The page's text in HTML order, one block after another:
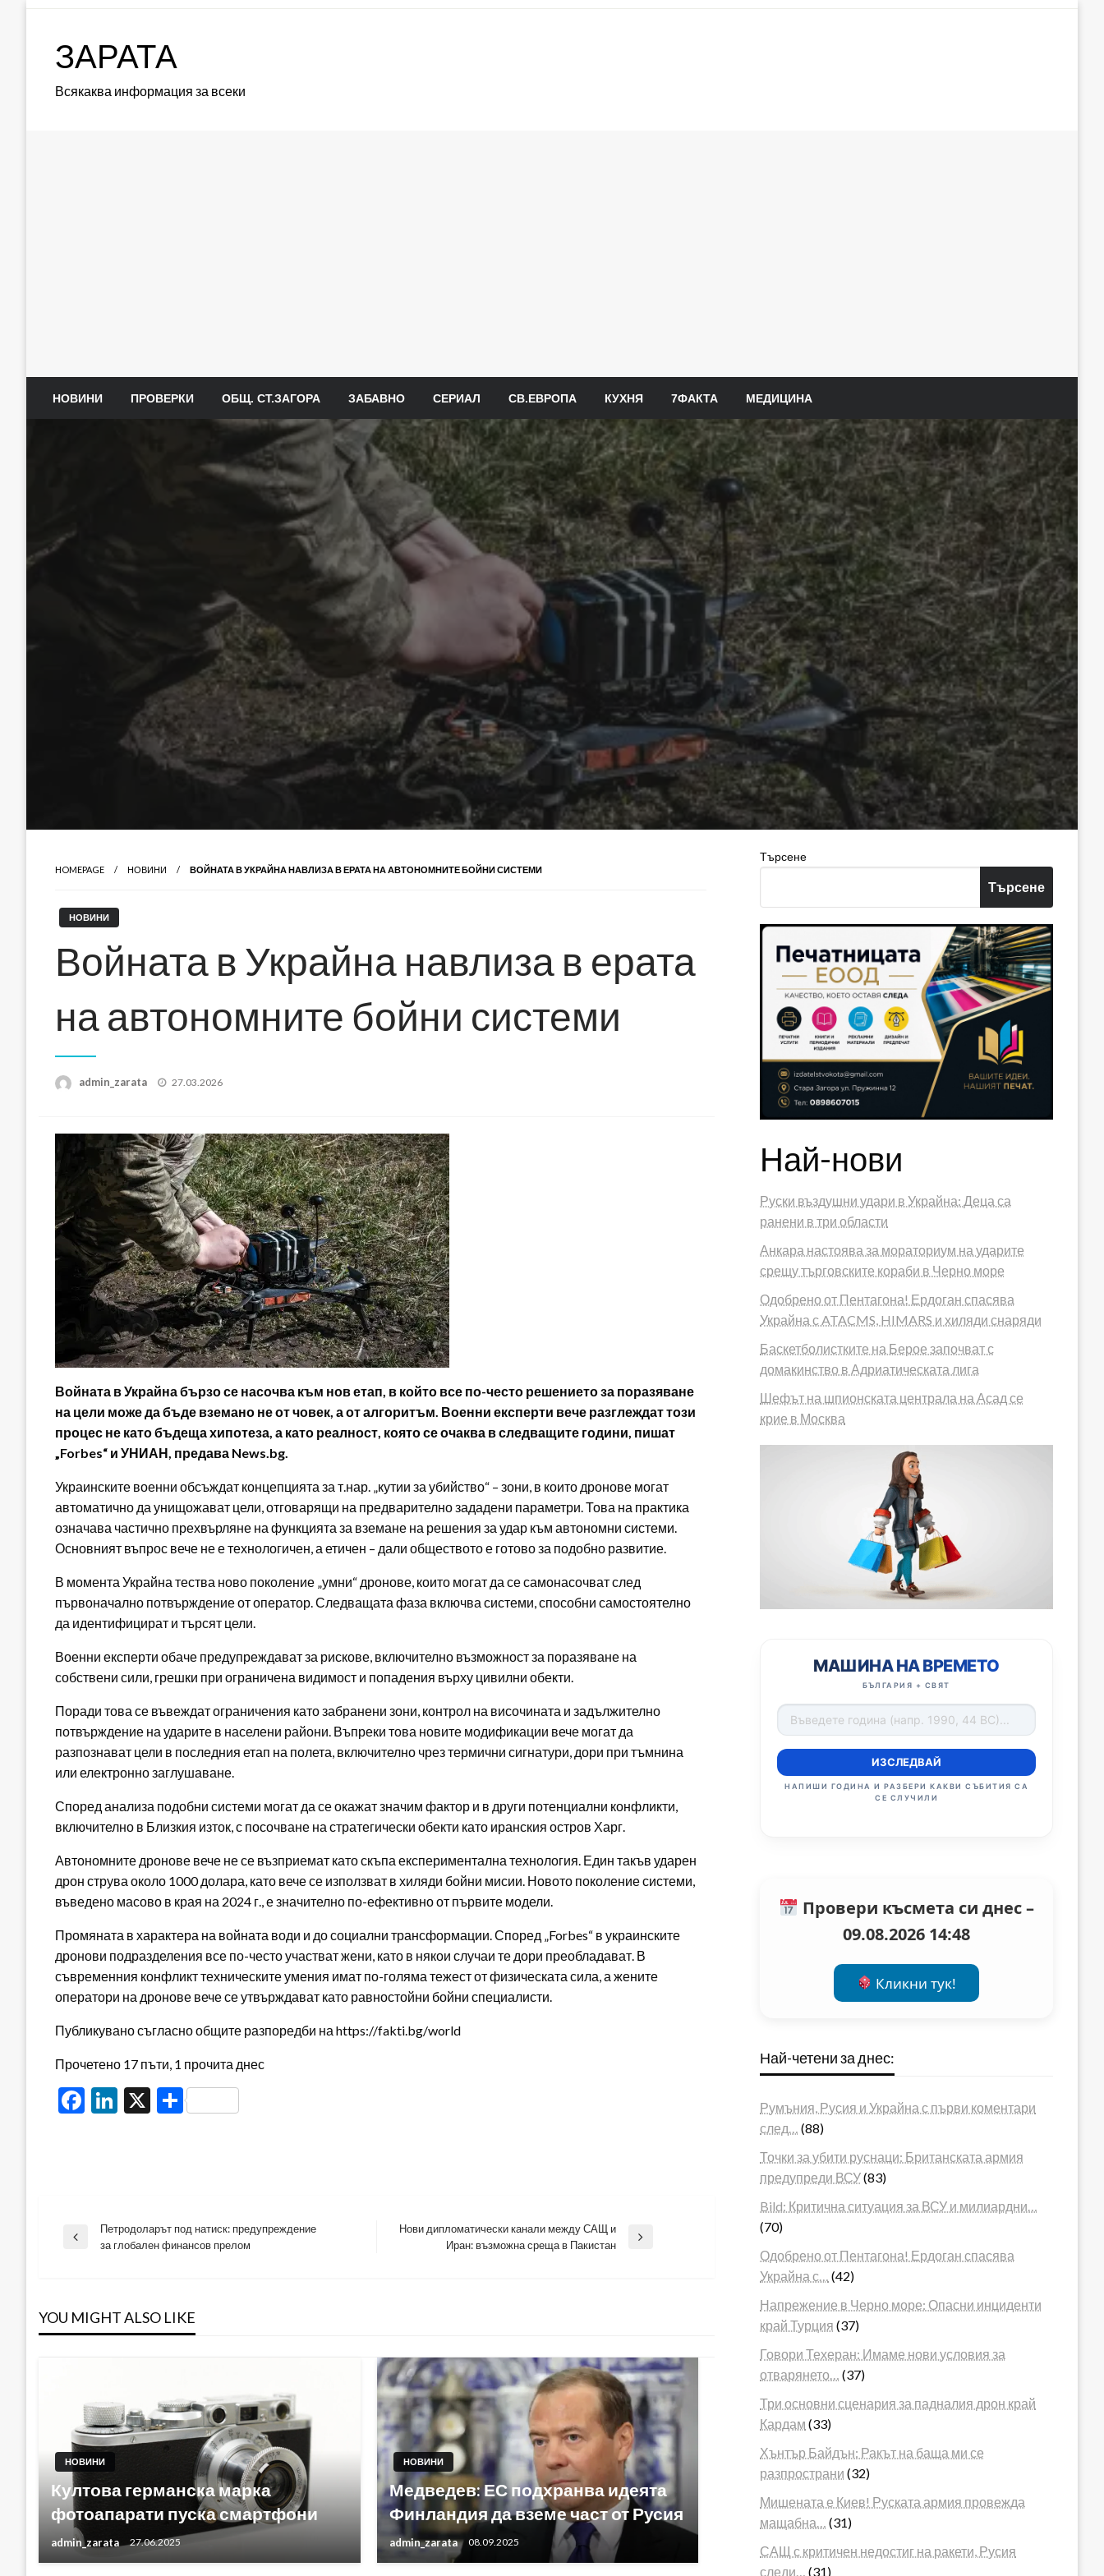
ЗАРАТА
Всякаква информация за всеки
НОВИНИ ПРОВЕРКИ ОБЩ. СТ.ЗАГОРА ЗАБАВНО СЕРИАЛ СВ.ЕВРОПА КУХНЯ 7ФАКТА МЕДИЦИНА
HOMEPAGE НОВИНИ ВОЙНАТА В УКРАЙНА НАВЛИЗА В ЕРАТА НА АВТОНОМНИТЕ БОЙНИ СИСТЕМИ
НОВИНИ
Войната в Украйна навлиза в ерата
на автономните бойни системи
admin_zarata
Posted
27.03.2026
Войната в Украйна бързо се насочва към нов етап, в който все по-често решението за поразяване
на цели може да бъде вземано не от човек, а от алгоритъм. Военни експерти вече разглеждат този
процес не като бъдеща хипотеза, а като реалност, която се очаква в следващите години, пишат
„Forbes“ и УНИАН, предава News.bg.
Украинските военни обсъждат концепцията за т.нар. „кутии за убийство“ – зони, в които дронове могат
автоматично да унищожават цели, отговарящи на предварително зададени параметри. Това на практика
означава частично прехвърляне на функцията за вземане на решения за удар към автономни системи.
Основният въпрос вече не е технологичен, а етичен – дали обществото е готово за подобно развитие.
В момента Украйна тества ново поколение „умни“ дронове, които могат да се самонасочват след
първоначално потвърждение от оператор. Следващата фаза включва системи, способни самостоятелно
да идентифицират и търсят цели.
Военни експерти обаче предупреждават за рискове, включително възможност за поразяване на
собствени сили, грешки при ограничена видимост и попадения върху цивилни обекти.
Поради това се въвеждат ограничения като забранени зони, контрол на височината и задължително
потвърждение на ударите в населени райони. Въпреки това новите модификации вече могат да
разпознават цели в последния етап на полета, включително чрез термични сигнатури, дори при тъмнина
или електронно заглушаване.
Според анализа подобни системи могат да се окажат значим фактор и в други потенциални конфликти,
включително в Близкия изток, с посочване на стратегически обекти като иранския остров Харг.
Автономните дронове вече не се възприемат като скъпа експериментална технология. Един такъв ударен
дрон струва около 1000 долара, като вече се използват в хиляди бойни мисии. Новото поколение системи,
въведено масово в края на 2024 г., е значително по-ефективно от първите модели.
Промяната в характера на войната води и до социални трансформации. Според „Forbes“ в украинските
дронови подразделения все по-често участват жени, като в някои случаи те дори преобладават. В
съвременния конфликт техническите умения имат по-голяма тежест от физическата сила, а жените
оператори на дронове вече се утвърждават като равностойни бойни специалисти.
Публикувано съгласно общите разпоредби на https://fakti.bg/world
Прочетено 17 пъти, 1 прочита днес
Facebook
LinkedIn
X Share
Навигация
Previous
Петродоларът под натиск: предупреждение
за глобален финансов прелом
Нови дипломатически канали между САЩ и
Иран: възможна среща в Пакистан
YOU MIGHT ALSO LIKE
НОВИНИ
Култова германска марка
фотоапарати пуска смартфони
admin_zarata 27.06.2025
НОВИНИ
Медведев: ЕС подхранва идеята
Финландия да вземе част от Русия
admin_zarata 08.09.2025
Търсене
Търсене
Най-нови
Руски въздушни удари в Украйна: Деца са
ранени в три области
Анкара настоява за мораториум на ударите
срещу търговските кораби в Черно море
Одобрено от Пентагона! Ердоган спасява
Украйна с ATACMS, HIMARS и хиляди снаряди
Баскетболистките на Берое започват с
домакинство в Адриатическата лига
Шефът на шпионската централа на Асад се
крие в Москва
МАШИНА НА ВРЕМЕТО
БЪЛГАРИЯ + СВЯТ
ИЗСЛЕДВАЙ
НАПИШИ ГОДИНА И РАЗБЕРИ КАКВИ СЪБИТИЯ СА
СЕ СЛУЧИЛИ
Провери късмета си днес –
09.08.2026 14:48
Кликни тук!
Най-четени за днес:
Румъния, Русия и Украйна с първи коментари
след…
(88)
Точки за убити руснаци: Британската армия
предупреди ВСУ(83)
Bild: Критична ситуация за ВСУ и милиардни…
(70)
Одобрено от Пентагона! Ердоган спасява
Украйна с…
(42)
Напрежение в Черно море: Опасни инциденти
край Турция (37)
Говори Техеран: Имаме нови условия за
отварянето…
(37)
Три основни сценария за падналия дрон край
Кардам (33)
Хънтър Байдън: Ракът на баща ми се
разпространи (32)
Мишената е Киев! Руската армия провежда
мащабна…
(31)
САЩ с критичен недостиг на ракети, Русия
следи…
(31)